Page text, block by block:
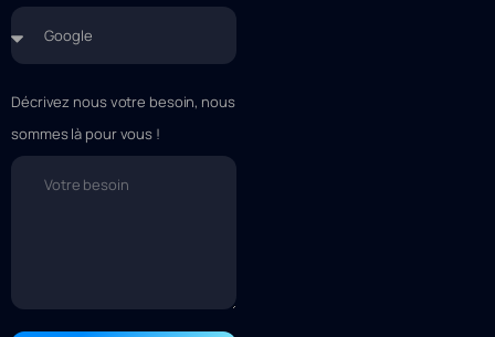
Décrivez nous votre besoin, nous
sommes là pour vous !